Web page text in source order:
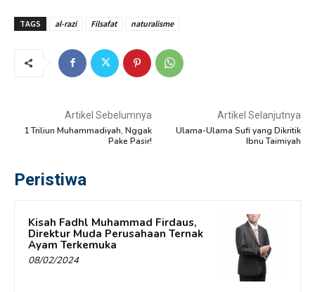
TAGS al-razi Filsafat naturalisme
Artikel Sebelumnya
1 Triliun Muhammadiyah, Nggak
Pake Pasir!
Artikel Selanjutnya
Ulama-Ulama Sufi yang Dikritik
Ibnu Taimiyah
Peristiwa
Kisah Fadhl Muhammad Firdaus,
Direktur Muda Perusahaan Ternak
Ayam Terkemuka
08/02/2024